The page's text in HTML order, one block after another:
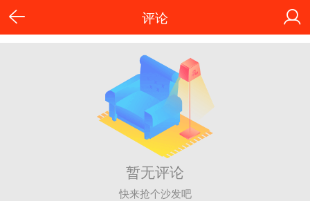
评论
暂无评论
快来抢个沙发吧